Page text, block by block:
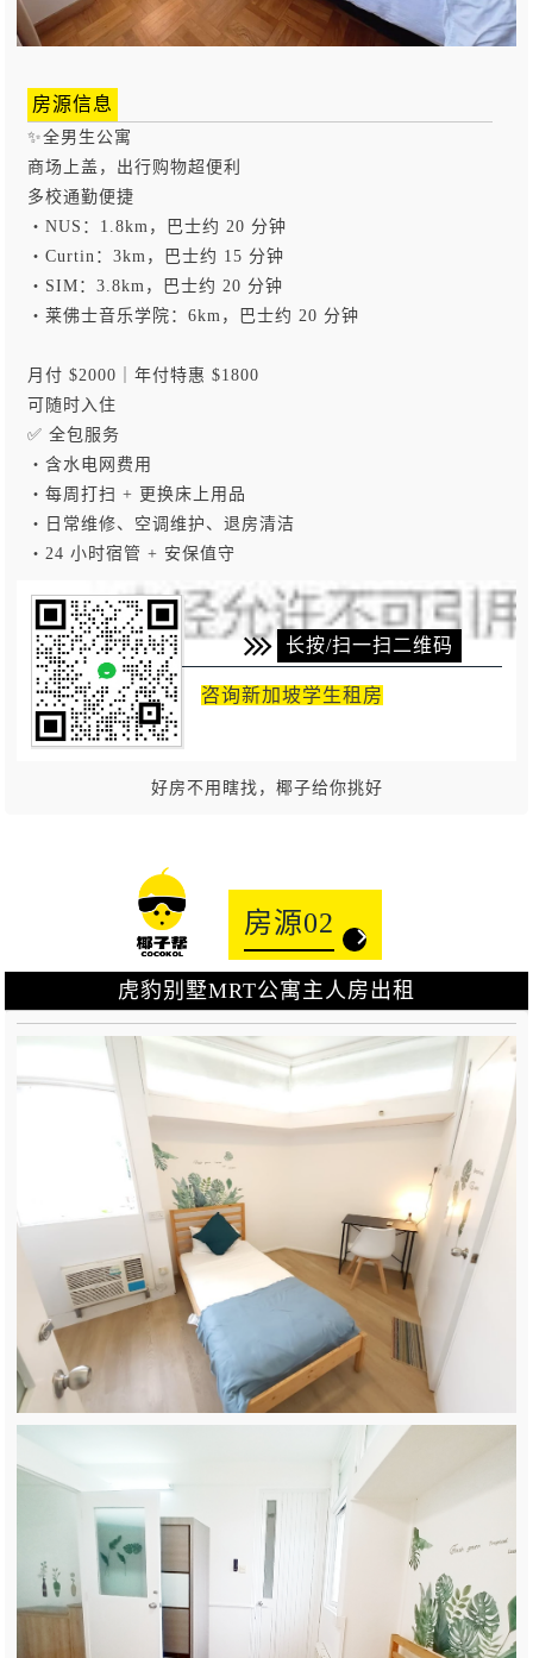
房源信息
✨全男生公寓
商场上盖，出行购物超便利
多校通勤便捷
・NUS：1.8km，巴士约 20 分钟
・Curtin：3km，巴士约 15 分钟
・SIM：3.8km，巴士约 20 分钟
・莱佛士音乐学院：6km，巴士约 20 分钟
月付 $2000｜年付特惠 $1800
可随时入住
✅ 全包服务
・含水电网费用
・每周打扫 + 更换床上用品
・日常维修、空调维护、退房清洁
・24 小时宿管 + 安保值守
长按/扫一扫二维码
咨询新加坡学生租房
好房不用瞎找，椰子给你挑好
房源02
虎豹别墅MRT公寓主人房出租